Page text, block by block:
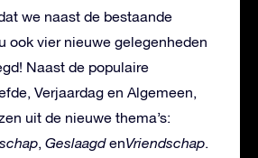
we naast de bestaande
ook vier nieuwe gelegenheden
Naast de populaire
Verjaardag en Algemeen,
uit de nieuwe thema’s:
, GeslaagdenVriendschap.